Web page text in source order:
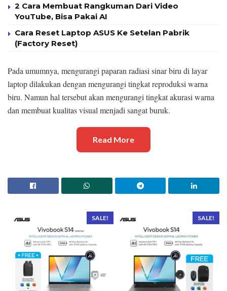
2 Cara Membuat Rangkuman Dari Video
YouTube, Bisa Pakai AI
Cara Reset Laptop ASUS Ke Setelan Pabrik
(Factory Reset)
Pada umumnya, mengurangi paparan radiasi sinar biru di layar
laptop dilakukan dengan mengurangi tingkat reproduksi warna
biru. Namun hal tersebut akan mengurangi tingkat akurasi warna
dan membuat kualitas visual menjadi sangat buruk.
Read More
SALE! SALE!